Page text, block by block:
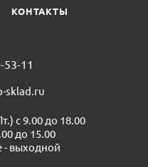
КОНТАКТЫ
53-11
sklad.ru
с 9.00 до 18.00
до 15.00
- выходной